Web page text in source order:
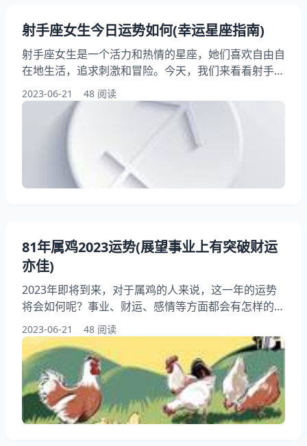
射手座女生今日运势如何(幸运星座指南)
射手座女生是一个活力和热情的星座，她们喜欢自由自
在地生活，追求刺激和冒险。今天，我们来看看射手座
女生的运势如何，希望能为她们带来一些启示和帮助。
让我们一起来看看幸运星座指南为我们带来的精彩吧！
一、今日运势概述 射手座女生今天的运势整体来说比
较平稳，没有太多波动。在工作上，她们可能会遇到一
些挑战和困难，但只要保持积极的方法和耐心，就能够
克服难关。在感情方面，射手座女生可能会遇到一些烦
恼和纠纷
2023-06-21 48 阅读
81年属鸡2023运势(展望事业上有突破财运
亦佳)
2023年即将到来，对于属鸡的人来说，这一年的运势
将会如何呢？事业、财运、感情等方面都会有怎样的变
化和发展呢？在这篇中，我们将会对属鸡人2023年的
运势进行详细的分析和预测，希望能够为大家提供一些
有益的参考和帮助。 一、事业运势 属鸡的人在2023年
的事业运势将会有所突破。他们会有更多的机会和平台
展示自己的才华和，也会得到更多的认可和赞赏。这一
年的竞争也会更加激烈，需要属鸡的人不断提升自己的
和
2023-06-21 48 阅读